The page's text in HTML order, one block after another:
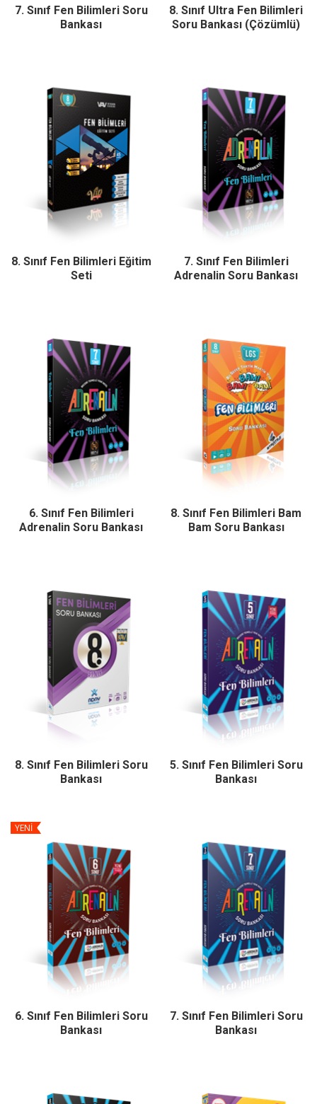
7. Sınıf Fen Bilimleri Soru
Bankası
8. Sınıf Ultra Fen Bilimleri
Soru Bankası (Çözümlü)
8. Sınıf Fen Bilimleri Eğitim
Seti
7. Sınıf Fen Bilimleri
Adrenalin Soru Bankası
6. Sınıf Fen Bilimleri
Adrenalin Soru Bankası
8. Sınıf Fen Bilimleri Bam
Bam Soru Bankası
8. Sınıf Fen Bilimleri Soru
Bankası
5. Sınıf Fen Bilimleri Soru
Bankası
YENİ
6. Sınıf Fen Bilimleri Soru
Bankası
7. Sınıf Fen Bilimleri Soru
Bankası